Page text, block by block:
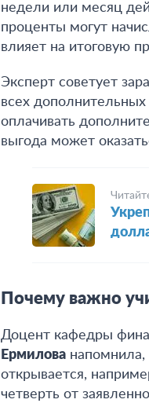
недели или месяц
проценты могут
влияет на итоговую
Эксперт советует
всех
оплачивать
выгода может
Почему важно
Доцент кафедры
Ермилова напомнила,
открывается,
четверть от